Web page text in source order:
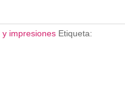
y impresiones Etiqueta: